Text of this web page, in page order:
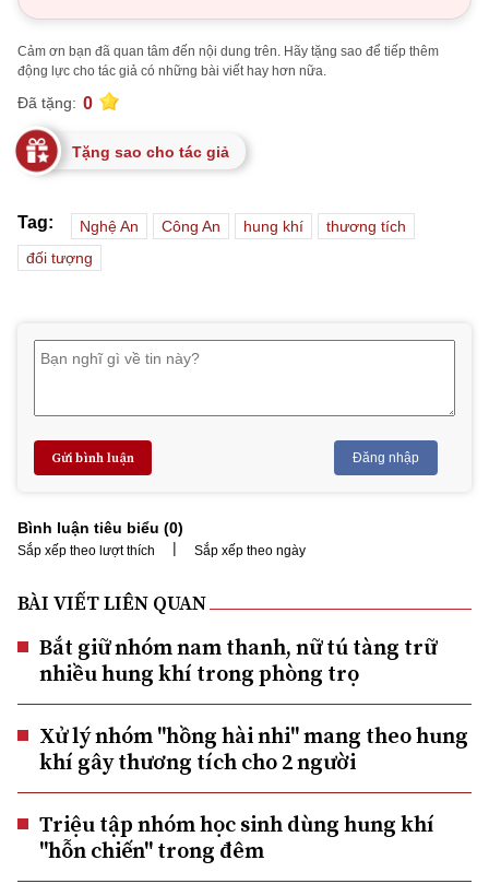
Cảm ơn bạn đã quan tâm đến nội dung trên. Hãy tặng sao để tiếp thêm
động lực cho tác giả có những bài viết hay hơn nữa.
Đã tặng: 0
Tặng sao cho tác giả
Tag: Nghệ An Công An hung khí
thương tích
đối tượng
Gửi bình luận Đăng nhập
Bình luận tiêu biểu (0)
Sắp xếp theo lượt thích | Sắp xếp theo ngày
BÀI VIẾT LIÊN QUAN
Bắt giữ nhóm nam thanh, nữ tú tàng trữ
nhiều hung khí trong phòng trọ
Xử lý nhóm "hồng hài nhi" mang theo hung
khí gây thương tích cho 2 người
Triệu tập nhóm học sinh dùng hung khí
"hỗn chiến" trong đêm